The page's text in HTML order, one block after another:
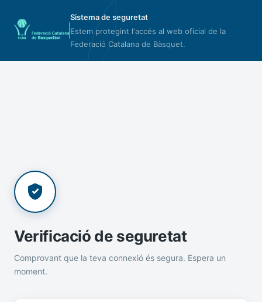
Sistema de seguretat
Estem protegint l'accés al web oficial de la
Federació Catalana de Bàsquet.
Verificació de seguretat
Comprovant que la teva connexió és segura. Espera un
moment.